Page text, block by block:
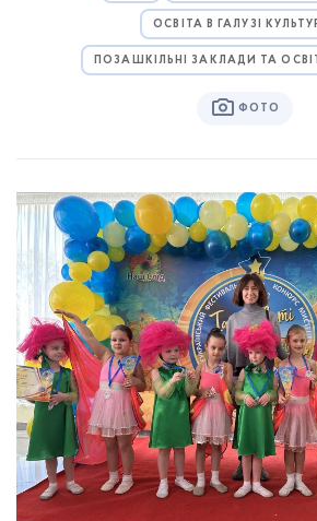
ОСВІТА В ГАЛУЗІ
ПОЗАШКІЛЬНІ ЗАКЛАДИ ТА
ФОТО